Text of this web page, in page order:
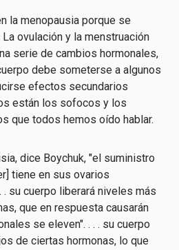
la menopausia porque se
ovulación y la menstruación
serie de cambios hormonales,
debe someterse a algunos
efectos secundarios
están los sofocos y los
que todos hemos oído hablar.
dice Boychuk, "el suministro
tiene en sus ovarios
. su cuerpo liberará niveles más
que en respuesta causarán
se eleven". . . . su cuerpo
de ciertas hormonas, lo que